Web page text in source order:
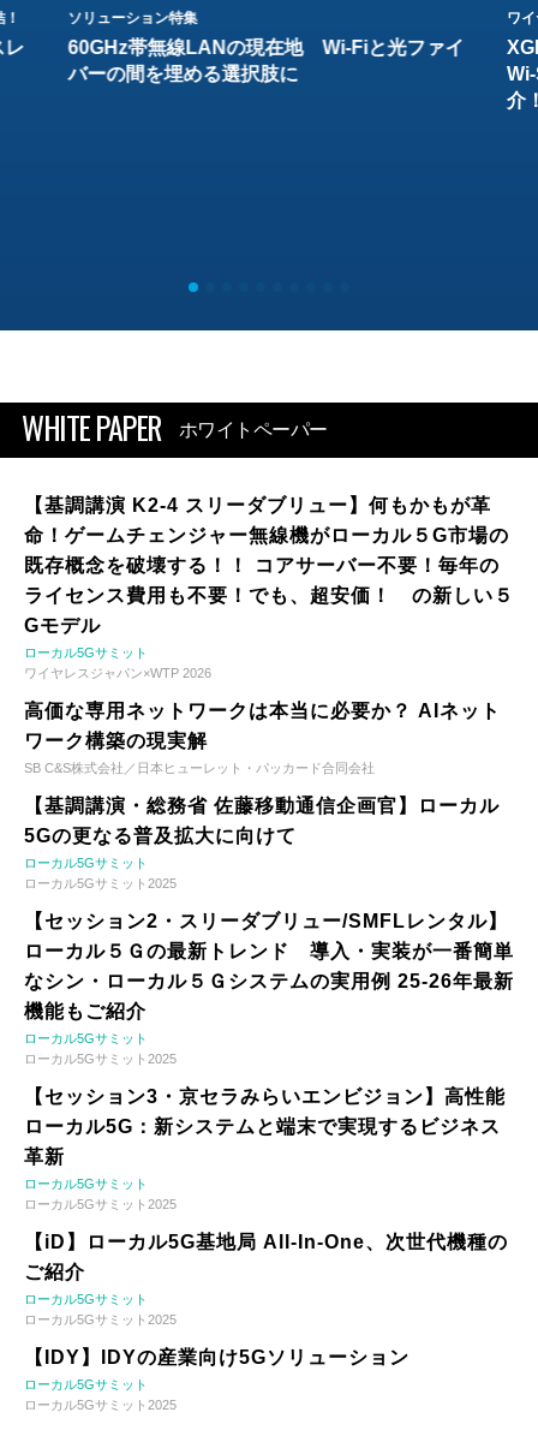
レ
ソリューション特集
60GHz帯無線LANの現在地 Wi-Fiと光ファイ
バーの間を埋める選択肢に
ワ
介
WHITE PAPER ホワイトペーパー
【基調講演 K2-4 スリーダブリュー】何もかもが革
命！ゲームチェンジャー無線機がローカル５G市場の
既存概念を破壊する！！ コアサーバー不要！毎年の
ライセンス費用も不要！でも、超安価！ の新しい５
Gモデル
ローカル5Gサミット
ワイヤレスジャパン×WTP 2026
高価な専用ネットワークは本当に必要か？ AIネット
ワーク構築の現実解
SB C&S株式会社／日本ヒューレット・パッカード合同会社
【基調講演・総務省 佐藤移動通信企画官】ローカル
5Gの更なる普及拡大に向けて
ローカル5Gサミット
ローカル5Gサミット2025
【セッション2・スリーダブリュー/SMFLレンタル】
ローカル５Ｇの最新トレンド 導入・実装が一番簡単
なシン・ローカル５Ｇシステムの実用例 25-26年最新
機能もご紹介
ローカル5Gサミット
ローカル5Gサミット2025
【セッション3・京セラみらいエンビジョン】高性能
ローカル5G：新システムと端末で実現するビジネス
革新
ローカル5Gサミット
ローカル5Gサミット2025
【iD】ローカル5G基地局 All-In-One、次世代機種の
ご紹介
ローカル5Gサミット
ローカル5Gサミット2025
【IDY】IDYの産業向け5Gソリューション
ローカル5Gサミット
ローカル5Gサミット2025